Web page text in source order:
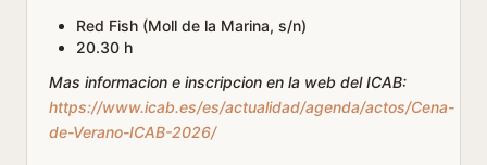
Red Fish (Moll de la Marina, s/n)
20.30 h
Mas informacion e inscripcion en la web del ICAB:
https://www.icab.es/es/actualidad/agenda/actos/Cena-
de-Verano-ICAB-2026/